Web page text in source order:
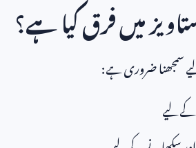
میں فرق کیا ہے؟
سمجھنا ضروری ہے:
لیے